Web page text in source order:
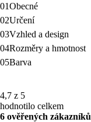
01Obecné
02Určení
03Vzhled a design
04Rozměry a hmotnost
05Barva
4,7 z 5
hodnotilo celkem
6 ověřených zákazníků